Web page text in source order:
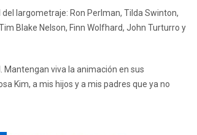
largometraje: Ron Perlman, Tilda Swinton,
Blake Nelson, Finn Wolfhard, John Turturro y
Mantengan viva la animación en sus
Kim, a mis hijos y a mis padres que ya no